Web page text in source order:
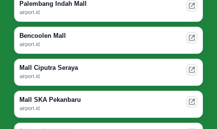
Palembang Indah Mall
airport.id
Bencoolen Mall
airport.id
Mall Ciputra Seraya
airport.id
Mall SKA Pekanbaru
airport.id